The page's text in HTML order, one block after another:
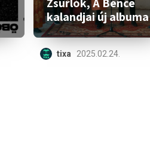
kalandjai új albuma
tixa 2025.02.24.